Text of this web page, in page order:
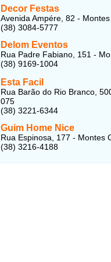
Decor Festas
Avenida Ampére, 82 -
(38) 3084-5777
Delom Eventos
Rua Padre Fabiano, 151 -
(38) 9169-1004
Esta Facil
Rua Barão do Rio Branco,
075
(38) 3221-6344
Guim Home Nice
Rua Espinosa, 177 - Montes
(38) 3216-4188